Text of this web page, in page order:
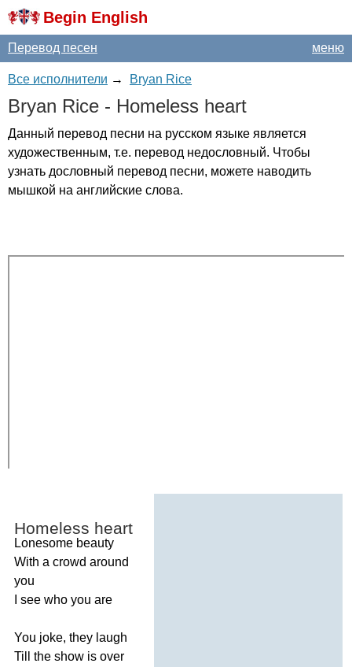
Begin English
меню
Перевод песен
Все исполнители → Bryan Rice
Bryan Rice - Homeless heart
Данный перевод песни на русском языке является
художественным, т.е. перевод недословный. Чтобы
узнать дословный перевод песни, можете наводить
мышкой на английские слова.
Homeless heart
Lonesome beauty
With a crowd around
you
see who you are
You joke, they laugh
Till
the show is over